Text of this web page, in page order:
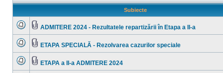
Subiecte
sunt
mesaje
necitite
ADMITERE 2024 - Rezultatele repartizării în Etapa a II-a
sunt
mesaje
necitite
ETAPA SPECIALĂ - Rezolvarea cazurilor speciale
ETAPA a II-a ADMITERE 2024